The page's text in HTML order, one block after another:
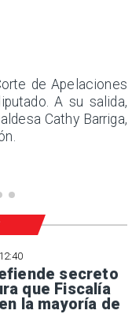
de Apelaciones
A su salida,
Cathy Barriga,
secreto
que Fiscalía
la mayoría de